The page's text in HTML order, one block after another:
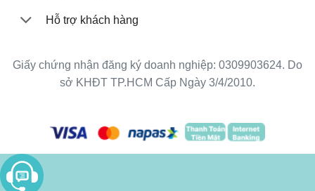
Hỗ trợ khách hàng
Giấy chứng nhận đăng ký doanh nghiệp: 0309903624. Do
sở KHĐT TP.HCM Cấp Ngày 3/4/2010.